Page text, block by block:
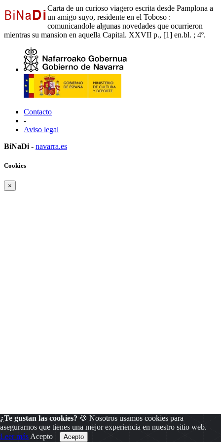
Carta de un curioso viagero escrita desde Pamplona a
un amigo suyo, residente en el Toboso :
comunicandole algunas novedades que ocurrieron
mientras su mansion en aquella Capital. XXVII p., [1] en.bl. ; 4º.
Contacto
-
Aviso legal
BiNaDi - navarra.es
¿Te gustan las cookies? 🍪 Nosotros usamos cookies para
asegurarnos que tienes una mejor experiencia en nuestro sitio web.
Leer más Acepto
Cookies
×